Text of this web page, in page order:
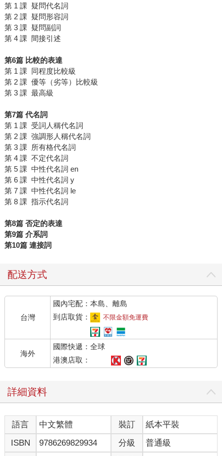
第 1 課 疑問代名詞
第 2 課 疑問形容詞
第 3 課 疑問副詞
第 4 課 間接引述
第6篇 比較的表達
第 1 課 同程度比較級
第 2 課 優等（劣等）比較級
第 3 課 最高級
第7篇 代名詞
第 1 課 受詞人稱代名詞
第 2 課 強調形人稱代名詞
第 3 課 所有格代名詞
第 4 課 不定代名詞
第 5 課 中性代名詞 en
第 6 課 中性代名詞 y
第 7 課 中性代名詞 le
第 8 課 指示代名詞
第8篇 否定的表達
第9篇 介系詞
第10篇 連接詞
配送方式
台灣
國內宅配：本島、離島
到店取貨：
不限金額免運費
海外
國際快遞：全球
港澳店取：
詳細資料
語言 中文繁體 裝訂
紙本平裝
ISBN
9786269829934 分級 普通級